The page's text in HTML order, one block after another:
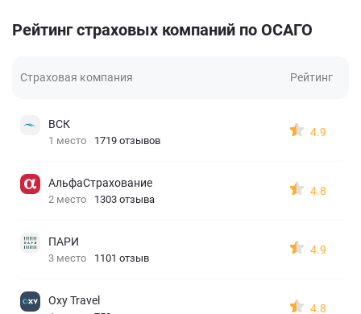
Рейтинг страховых компаний по ОСАГО
Страховая компания Рейтинг
ВСК
1 место 1719 отзывов
4.9
АльфаСтрахование
2 место 1303 отзыва
4.8
ПАРИ
3 место 1101 отзыв
4.9
Oxy Travel
4.8